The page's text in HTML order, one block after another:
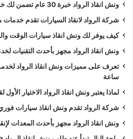
ونش انقاذ الرواد خبرة 30 عام تضمن لك خدمة مميزة
شركة الرواد لانقاذ السيارات تقدم خدمات
كيف يوفر لك ونش انقاذ سيارات الوقت
ونش انقاذ الرواد مجهز بأحدث التقنيات
ساعة
لماذا يعتبر ونش انقاذ الرواد الاختيار
شركة الرواد تقدم ونش انقاذ سيارات
ونش انقاذ الرواد مجهز بأحدث المعدات